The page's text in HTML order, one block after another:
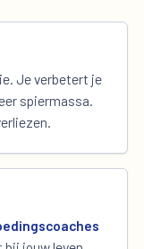
Je verbetert je
spiermassa.